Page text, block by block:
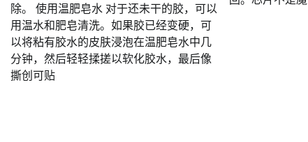
除。 使用温肥皂水 对于还未干的胶，可以
用温水和肥皂清洗。如果胶已经变硬，可
以将粘有胶水的皮肤浸泡在温肥皂水中几
分钟，然后轻轻揉搓以软化胶水，最后像
撕创可贴